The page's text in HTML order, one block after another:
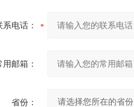
系电话：
用邮箱：
省份：